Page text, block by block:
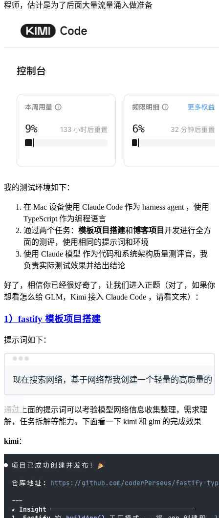
程师，估计是为了后面大量流量涌入做准备
我的测试环境如下：
在 Mac 设备使用 Claude Code 作为 harness agent ，使用
TypeScript 作为编程语言
通过两个任务： 模板项目搭建和博客项目开发进行全方
面的测评，使用相同的提示词和环境
使用 Claude 模型 作为代码和系统架构质量测评官，我
负责实际测试效果并给出结论
好了，相信你已经很好奇了，让我们进入正题（对了，如果你
想看怎么给 GLM，Kimi 接入 Claude Code ，请看文末）：
1）fastify 模板项目搭建
提示词如下：
现在搜索网络，基于网络帮我创建一个轻量的高质量的
通过上面的提示词可以考验模型网络信息收集整理，需求理
解，任务拆解等能力。下面看一下 kimi 和 glm 的完成效果
kimi：